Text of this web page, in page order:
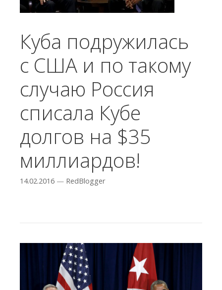
Куба подружилась
с США и по такому
случаю Россия
списала Кубе
долгов на $35
миллиардов!
14.02.2016 — RedBlogger